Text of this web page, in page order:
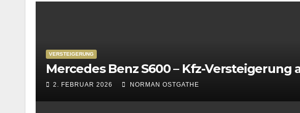
VERSTEIGERUNG
Mercedes Benz S600 – Kfz-Versteigerung
2. FEBRUAR 2026 NORMAN OSTGATHE